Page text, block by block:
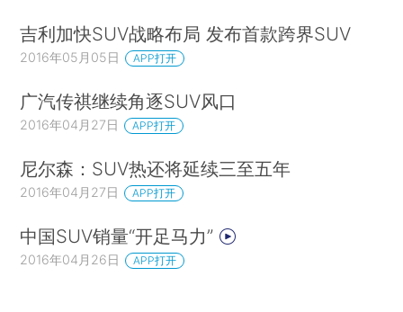
吉利加快SUV战略布局 发布首款跨界SUV
2016年05月05日 APP打开
广汽传祺继续角逐SUV风口
2016年04月27日 APP打开
尼尔森：SUV热还将延续三至五年
2016年04月27日 APP打开
中国SUV销量“开足马力”
2016年04月26日 APP打开